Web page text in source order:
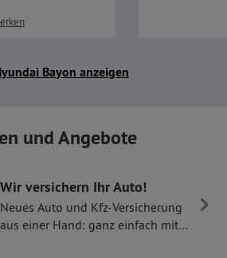
Bayon anzeigen
und Angebote
Wir versichern Ihr Auto!
Neues Auto und Kfz-Versicherung
aus einer Hand: ganz einfach mit